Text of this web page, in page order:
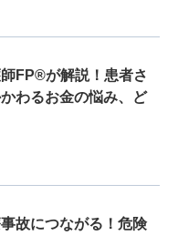
師FP®が解説！患者さ
わるお金の悩み、ど
故につながる！危険